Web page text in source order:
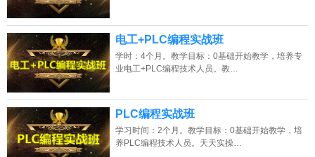
电工+PLC编程实战班
学时：4个月。教学目标：0基础开始教学，培养专
业电工+PLC编程技术人员。教…
PLC编程实战班
学习时间：2个月。教学目标：0基础开始教学，培
养PLC编程技术人员。天天实操…